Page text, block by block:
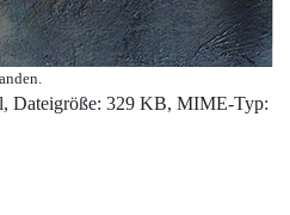
Dateigröße: 329 KB, MIME-Typ: